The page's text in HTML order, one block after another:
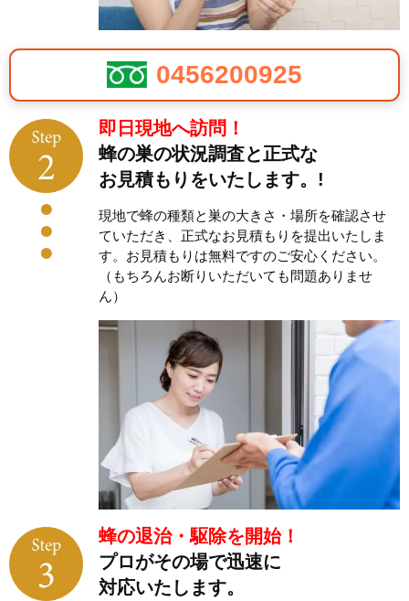
0456200925
即日現地へ訪問！
蜂の巣の状況調査と正式な
お見積もりをいたします。!
現地で蜂の種類と巣の大きさ・場所を確認させ
ていただき、正式なお見積もりを提出いたしま
す。お見積もりは無料ですのご安心ください。
（もちろんお断りいただいても問題ありませ
ん）
蜂の退治・駆除を開始！
プロがその場で迅速に
対応いたします。